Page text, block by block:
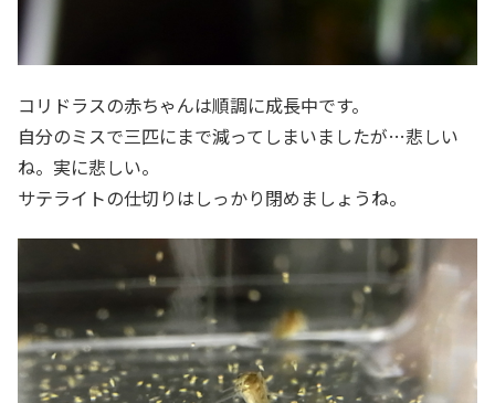
コリドラスの赤ちゃんは順調に成長中です。
自分のミスで三匹にまで減ってしまいましたが…悲しい
ね。実に悲しい。
サテライトの仕切りはしっかり閉めましょうね。